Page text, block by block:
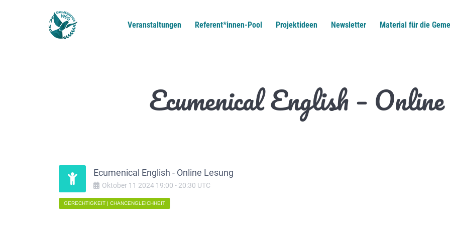
Veranstaltungen Referent*innen-Pool Projektideen Newsletter Material für die
Ecumenical English –
Ecumenical English - Online Lesung
Oktober 11 2024 19:00 - 20:30 UTC
GERECHTIGKEIT | CHANCENGLEICHHEIT